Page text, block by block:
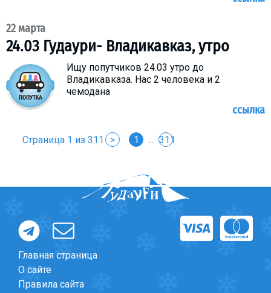
22 марта
24.03 Гудаури- Владикавказ, утро
Ищу попутчиков 24.03 утро до
Владикавказа. Нас 2 человека и 2
чемодана
ссылка
Страница 1 из 311 > 1 ... 311
Главная страница
О сайте
Правила сайта